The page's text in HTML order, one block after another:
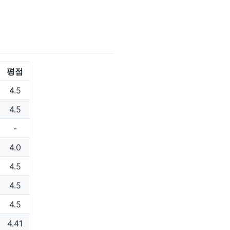
평점
4.5
4.5
-
4.0
4.5
4.5
4.5
4.41